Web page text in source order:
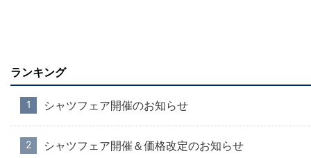
ランキング
シャツフェア開催のお知らせ
シャツフェア開催＆価格改定のお知らせ